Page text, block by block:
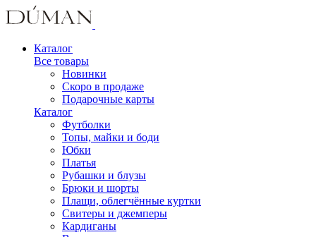
Каталог
Все товары
Новинки
Скоро в продаже
Подарочные карты
Каталог
Футболки
Топы, майки и боди
Юбки
Платья
Рубашки и блузы
Брюки и шорты
Плащи, облегчённые куртки
Свитеры и джемперы
Кардиганы